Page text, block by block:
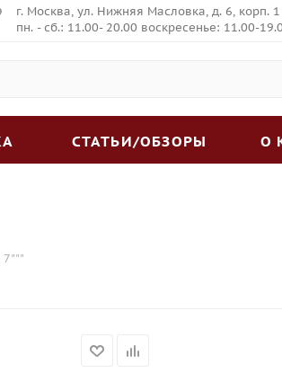
г. Москва, ул. Нижняя Масловка, д. 6, корп. 1
пн. - сб.: 11.00- 20.00 воскресенье: 11.00-
СТАТЬИ/ОБЗОРЫ О
7"""